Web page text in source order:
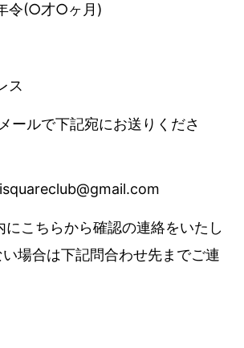
令(○才○ヶ月)
ス
ールで下記宛にお送りくださ
こちらから確認の連絡をいたし
い場合は下記問合わせ先までご連